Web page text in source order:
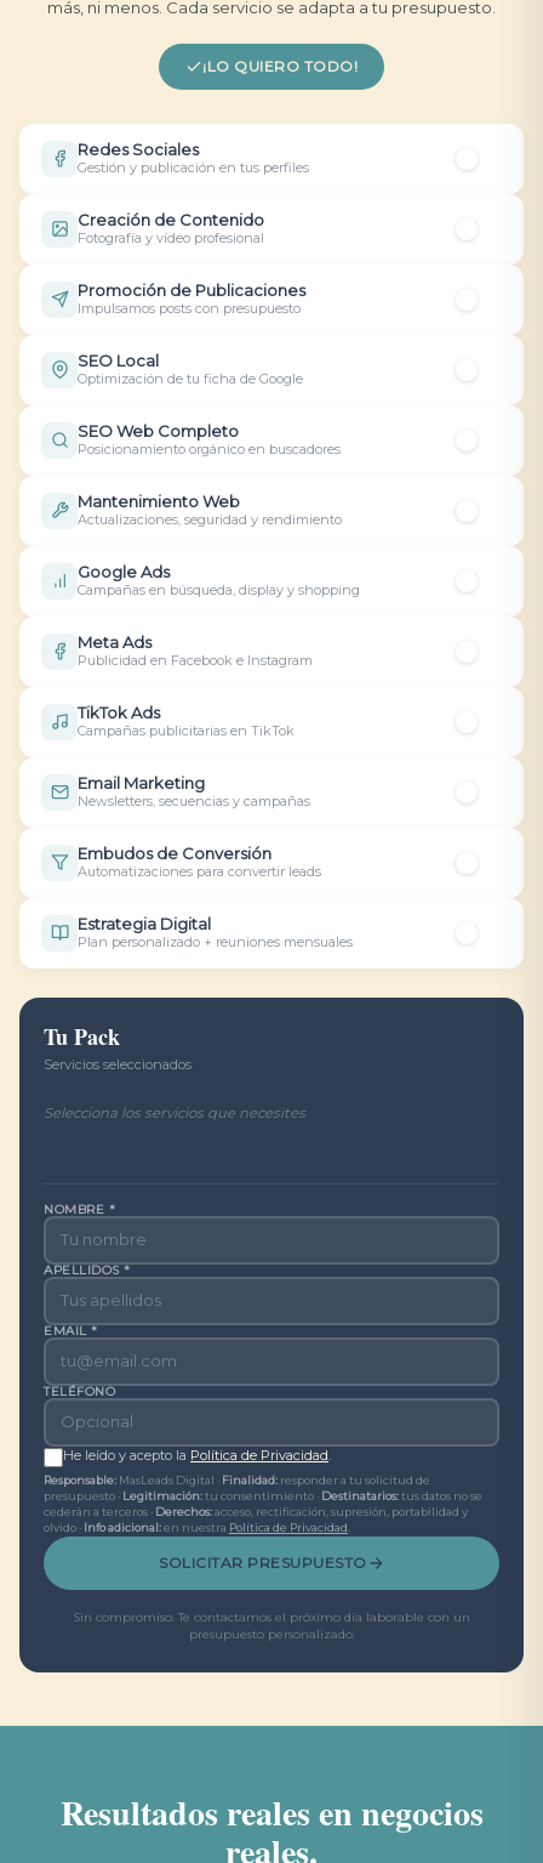
más, ni menos. Cada servicio se adapta a tu presupuesto.
¡LO QUIERO TODO!
Redes Sociales
Gestión y publicación en tus perfiles
¿QUÉ REDES?
Instagram Facebook TikTok
FRECUENCIA
Creación de Contenido
Fotografía y vídeo profesional
¿QUIÉN PROPORCIONA EL CONTENIDO?
Nosotros El cliente Mixto
Promoción de Publicaciones
Impulsamos posts con presupuesto
SEO Local
Optimización de tu ficha de Google
SEO Web Completo
Posicionamiento orgánico en buscadores
Mantenimiento Web
Actualizaciones, seguridad y rendimiento
Google Ads
Campañas en búsqueda, display y shopping
Meta Ads
Publicidad en Facebook e Instagram
TikTok Ads
Campañas publicitarias en TikTok
Email Marketing
Newsletters, secuencias y campañas
Embudos de Conversión
Automatizaciones para convertir leads
Estrategia Digital
Plan personalizado + reuniones mensuales
Tu Pack
Servicios seleccionados
Selecciona los servicios que necesites
NOMBRE *
APELLIDOS *
EMAIL *
TELÉFONO
He leído y acepto la Política de Privacidad
Responsable: MasLeads Digital · Finalidad: responder a tu solicitud de
presupuesto · Legitimación:tu consentimiento · Destinatarios:tus datos no se
cederán a terceros · Derechos:acceso, rectificación, supresión, portabilidad y
olvido · Info adicional:en nuestra Política de Privacidad
SOLICITAR PRESUPUESTO
Sin compromiso. Te contactamos el próximo día laborable con un
presupuesto personalizado.
Resultados reales en negocios
reales.